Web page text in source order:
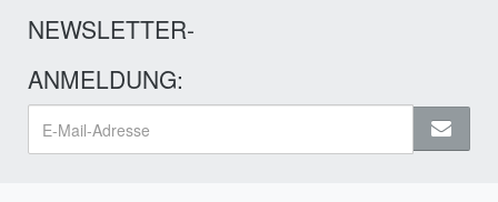
NEWSLETTER-
ANMELDUNG: